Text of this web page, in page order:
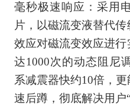
毫秒极速响应：采用
片，以磁流变液替代
效应对磁流变效应进
达1000次的动态阻尼
系减震器快约10倍，
速后蹲，彻底解决用户“